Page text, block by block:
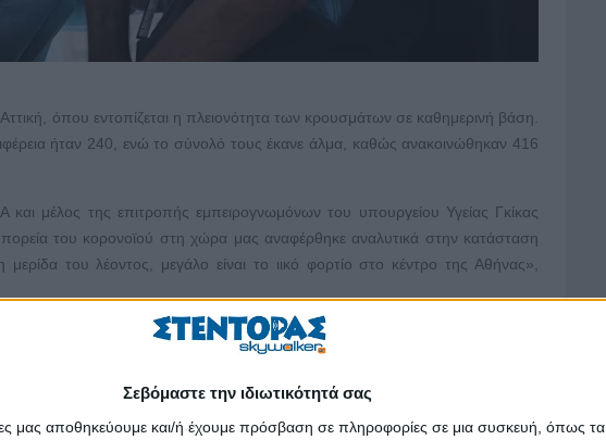
Σεβόμαστε την ιδιωτικότητά σας
μας αποθηκεύουμε και/ή έχουμε πρόσβαση σε πληροφορίες σε μια συσκευή, όπως τα
όπου εντοπίζεται η πλειονότητα των κρουσμάτων σε καθημερινή βάση.
ήταν 240, ενώ το σύνολό τους έκανε άλμα, καθώς ανακοινώθηκαν 416
μέλος της επιτροπής εμπειρογνωμόνων του υπουργείου Υγείας Γκίκας
του κορονοϊού στη χώρα μας αναφέρθηκε αναλυτικά στην κατάσταση
του λέοντος, μεγάλο είναι το ιικό φορτίο στο κέντρο της Αθήνας»,
ανακοίνωσε χθες μια σειρά ενεργειών. Είναι «μια πολύ μελετημένη
Μπακογιάννης ανακοινώνοντας τις κινήσεις κατά της διασποράς του
της πανδημίας».